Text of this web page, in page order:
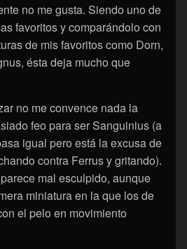
no me gusta. Siendo uno de
favoritos y comparándolo con
de mis favoritos como Dorn,
ésta deja mucho que
no me convence nada la
feo para ser Sanguinius (a
igual pero está la excusa de
contra Ferrus y gritando).
mal esculpido, aunque
miniatura en la que los de
el pelo en movimiento